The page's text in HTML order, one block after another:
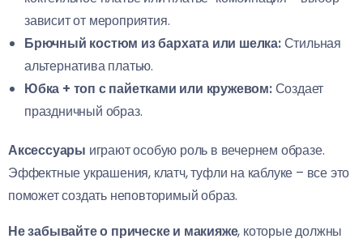
зависит от мероприятия.
Брючный костюм из бархата или шелка:Стильная
альтернатива платью.
Юбка + топ с пайетками или кружевом:Создает
праздничный образ.
Аксессуары играют особую роль в вечернем образе.
Эффектные украшения, клатч, туфли на каблуке – все это
поможет создать неповторимый образ.
Не забывайте о прическе и макияже, которые должны